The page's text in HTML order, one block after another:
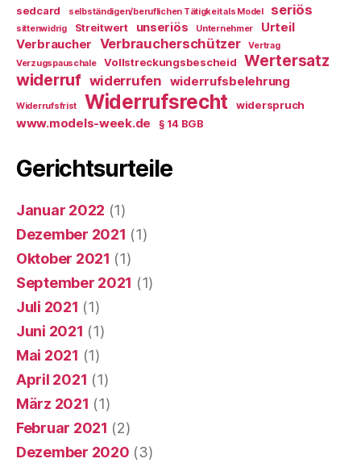
sedcard selbständigen/beruflichen Tätigkeit als Model seriös
sittenwidrig Streitwert unseriös Unternehmer
Urteil
Verbraucher Verbraucherschützer
Vertrag
Verzugspauschale
Vollstreckungsbescheid Wertersatz
widerruf widerrufen widerrufsbelehrung
Widerrufsfrist Widerrufsrecht widerspruch
www.models-week.de § 14 BGB
Gerichtsurteile
Januar 2022 (1)
Dezember 2021 (1)
Oktober 2021 (1)
September 2021 (1)
Juli 2021 (1)
Juni 2021 (1)
Mai 2021 (1)
April 2021 (1)
März 2021 (1)
Februar 2021 (2)
Dezember 2020 (3)